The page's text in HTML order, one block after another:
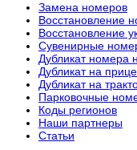
Замена номеров
Восстановление
Восстановление
Сувенирные
Дубликат номера
Дубликат на
Дубликат на
Парковочные
Коды регионов
Наши партнеры
Статьи